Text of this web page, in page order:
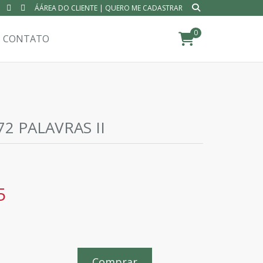
ÁÁREA DO CLIENTE | QUERO ME CADASTRAR
0
CONTATO
PALAVRAS II